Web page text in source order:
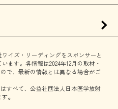
イズ・リーディングをスポンサーと
ます。各情報は2024年12月の取材・
で、最新の情報とは異なる場合がご
すべて、公益社団法人日本医学放射
。